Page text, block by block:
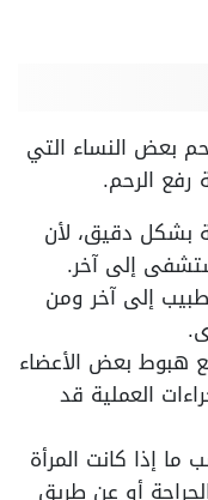
بعض النساء التي
الرحم.
بشكل دقيق، لأن
إلى آخر.
إلى آخر ومن
هبوط بعض الأعضاء
العملية قد
إذا كانت المرأة
أو عن طريق